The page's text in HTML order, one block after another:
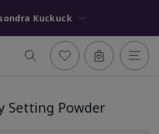
Cassondra Kuckuck
Setting Powder